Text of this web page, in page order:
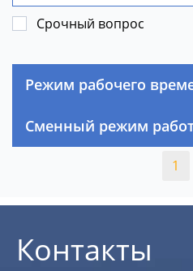
Срочный вопрос
Режим рабочего
Сменный режим
1
Контакты